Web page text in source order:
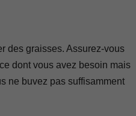
des graisses. Assurez-vous
dont vous avez besoin mais
ne buvez pas suffisamment